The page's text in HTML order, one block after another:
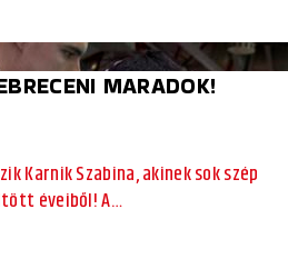
MARADOK!
Karnik Szabina, akinek sok szép
éveiből! A…